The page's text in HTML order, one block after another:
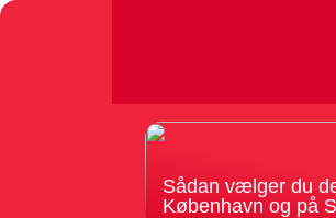
Sådan vælger du
København og på